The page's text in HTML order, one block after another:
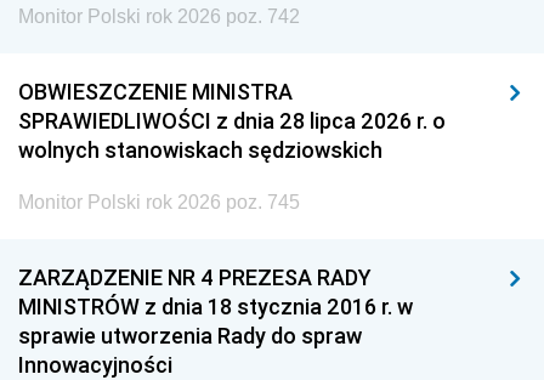
Monitor Polski rok 2026 poz. 742
OBWIESZCZENIE MINISTRA
SPRAWIEDLIWOŚCI z dnia 28 lipca 2026 r. o
wolnych stanowiskach sędziowskich
Monitor Polski rok 2026 poz. 745
ZARZĄDZENIE NR 4 PREZESA RADY
MINISTRÓW z dnia 18 stycznia 2016 r. w
sprawie utworzenia Rady do spraw
Innowacyjności